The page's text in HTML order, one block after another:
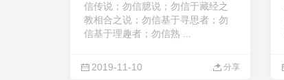
信传说；勿信臆说；勿信于藏经之
教相合之说；勿信基于寻思者；勿
信基于理趣者；勿信熟 ...
2019-11-10 分享